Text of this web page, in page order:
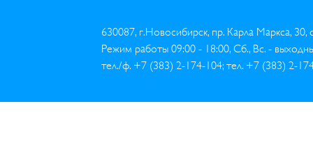
630087, г.Новосибирск, пр. Карла Маркса,
Режим работы 09:00 - 18:00, Сб., Вс. -
тел./ф. +7 (383) 2-174-104; тел. +7 (383) 2-